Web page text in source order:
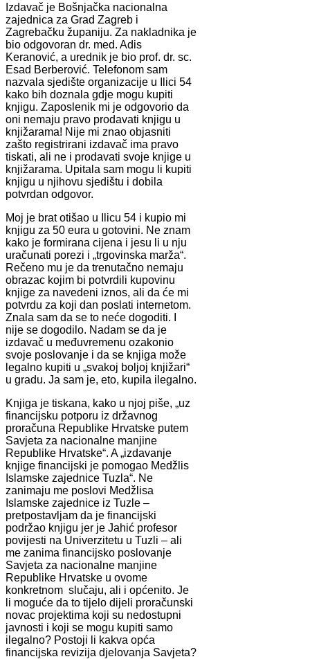
Izdavač je Bošnjačka nacionalna
zajednica za Grad Zagreb i
Zagrebačku županiju. Za nakladnika je
bio odgovoran dr. med. Adis
Keranović, a urednik je bio prof. dr. sc.
Esad Berberović. Telefonom sam
nazvala sjedište organizacije u Ilici 54
kako bih doznala gdje mogu kupiti
knjigu. Zaposlenik mi je odgovorio da
oni nemaju pravo prodavati knjigu u
knjižarama! Nije mi znao objasniti
zašto registrirani izdavač ima pravo
tiskati, ali ne i prodavati svoje knjige u
knjižarama. Upitala sam mogu li kupiti
knjigu u njihovu sjedištu i dobila
potvrdan odgovor.
Moj je brat otišao u Ilicu 54 i kupio mi
knjigu za 50 eura u gotovini. Ne znam
kako je formirana cijena i jesu li u nju
uračunati porezi i „trgovinska marža“.
Rečeno mu je da trenutačno nemaju
obrazac kojim bi potvrdili kupovinu
knjige za navedeni iznos, ali da će mi
potvrdu za koji dan poslati internetom.
Znala sam da se to neće dogoditi. I
nije se dogodilo. Nadam se da je
izdavač u međuvremenu ozakonio
svoje poslovanje i da se knjiga može
legalno kupiti u „svakoj boljoj knjižari“
u gradu. Ja sam je, eto, kupila ilegalno.
Knjiga je tiskana, kako u njoj piše, „uz
financijsku potporu iz državnog
proračuna Republike Hrvatske putem
Savjeta za nacionalne manjine
Republike Hrvatske“. A „izdavanje
knjige financijski je pomogao Medžlis
Islamske zajednice Tuzla“. Ne
zanimaju me poslovi Medžlisa
Islamske zajednice iz Tuzle –
pretpostavljam da je financijski
podržao knjigu jer je Jahić profesor
povijesti na Univerzitetu u Tuzli – ali
me zanima financijsko poslovanje
Savjeta za nacionalne manjine
Republike Hrvatske u ovome
konkretnom slučaju, ali i općenito. Je
li moguće da to tijelo dijeli proračunski
novac projektima koji su nedostupni
javnosti i koji se mogu kupiti samo
ilegalno? Postoji li kakva opća
financijska revizija djelovanja Savjeta?